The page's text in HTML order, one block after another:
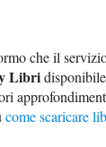
che il
Libri
come scaricare